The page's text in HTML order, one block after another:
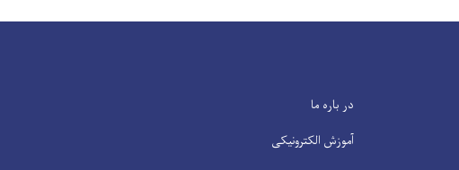
در باره ما
آموزش الکترونیکی